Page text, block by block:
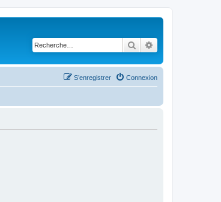
Rechercher
Connexion
S’enregistrer